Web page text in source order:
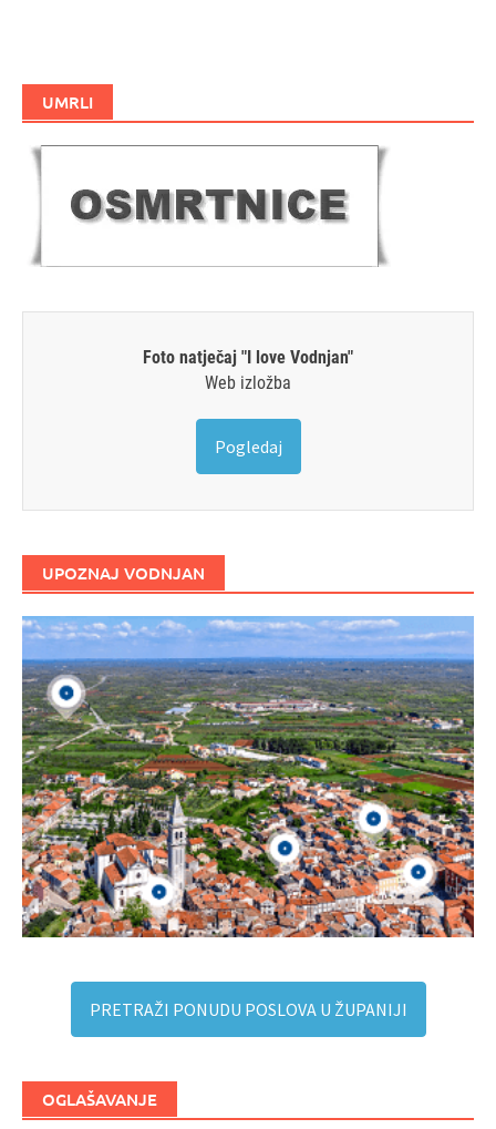
UMRLI
Foto natječaj "I love Vodnjan"
Web izložba
Pogledaj
UPOZNAJ VODNJAN
PRETRAŽI PONUDU POSLOVA U ŽUPANIJI
OGLAŠAVANJE